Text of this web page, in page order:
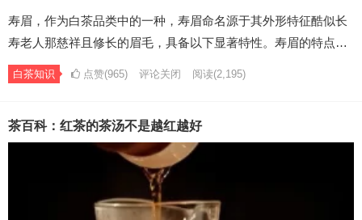
寿眉，作为白茶品类中的一种，寿眉命名源于其外形特征酷似长
寿老人那慈祥且修长的眉毛，具备以下显著特性。寿眉的特点…
白茶知识 点赞(965) 评论关闭 阅读(2,195)
茶百科：红茶的茶汤不是越红越好